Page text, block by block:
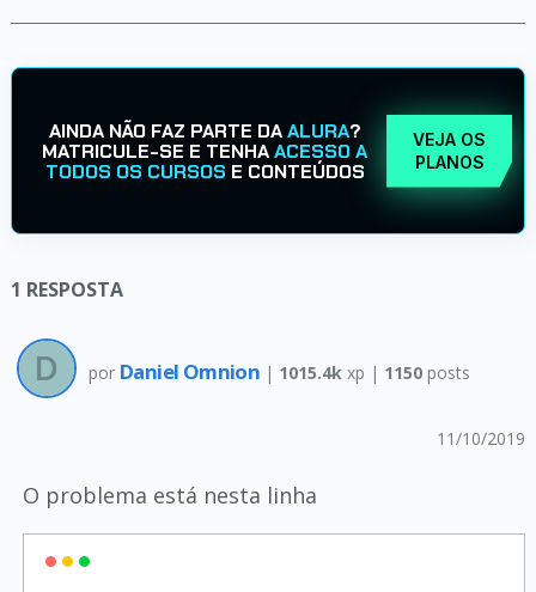
AINDA NÃO FAZ PARTE DAALURA?
MATRICULE-SE E TENHAACESSO A
TODOS OS CURSOS E CONTEÚDOS
VEJA OS
PLANOS
1 RESPOSTA
por Daniel Omnion | 1015.4k xp | 1150posts
11/10/2019
O problema está nesta linha